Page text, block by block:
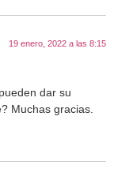
19 enero, 2022 a las 8:15
dar su
Muchas gracias.